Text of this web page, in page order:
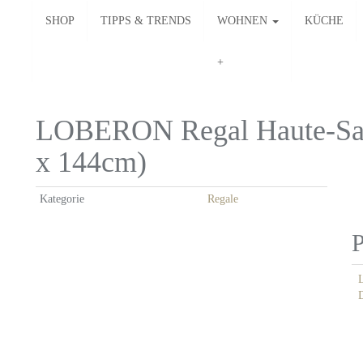
SHOP TIPPS & TRENDS WOHNEN KÜCHE
LOBERON Regal Haute-
x 144cm)
Kategorie Regale